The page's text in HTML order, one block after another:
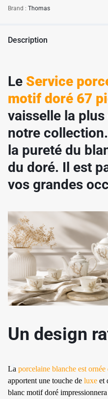
Brand : Thomas
Description
Le Service
motif doré 67
vaisselle la
notre
la pureté du
du doré. Il est
vos grandes
Un design
La porcelaine blanche est
apportent une touche de luxe et
blanc motif doré